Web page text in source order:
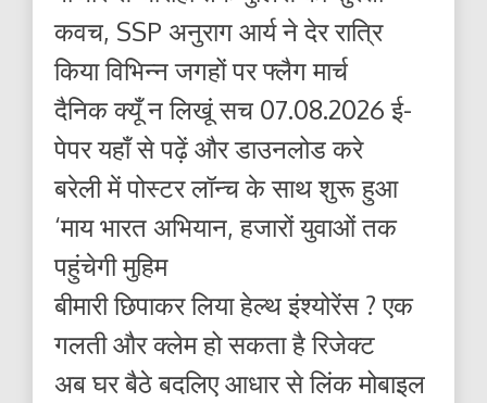
कवच, SSP अनुराग आर्य ने देर रात्रि
किया विभिन्न जगहों पर फ्लैग मार्च
दैनिक क्यूँ न लिखूं सच 07.08.2026 ई-
पेपर यहाँ से पढ़ें और डाउनलोड करे
बरेली में पोस्टर लॉन्च के साथ शुरू हुआ
‘माय भारत अभियान, हजारों युवाओं तक
पहुंचेगी मुहिम
बीमारी छिपाकर लिया हेल्थ इंश्योरेंस ? एक
गलती और क्लेम हो सकता है रिजेक्ट
अब घर बैठे बदलिए आधार से लिंक मोबाइल